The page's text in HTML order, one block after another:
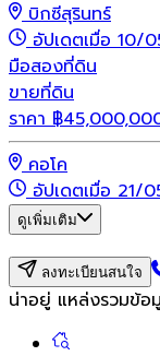
บิกซีสุรินทร์
อัปเดตเมื่อ 10/
มือสองที่ดิน
ขายที่ดิน
ราคา ฿
คอโค
อัปเดตเมื่อ 21/
ดูเพิ่มเติม
ลงทะเบียนสนใจ
น่าอยู่ แหล่งรวมข้อ